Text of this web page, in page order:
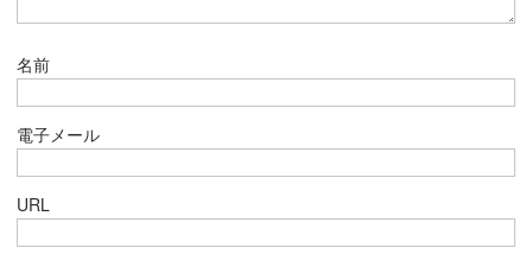
名前
電子メール
URL